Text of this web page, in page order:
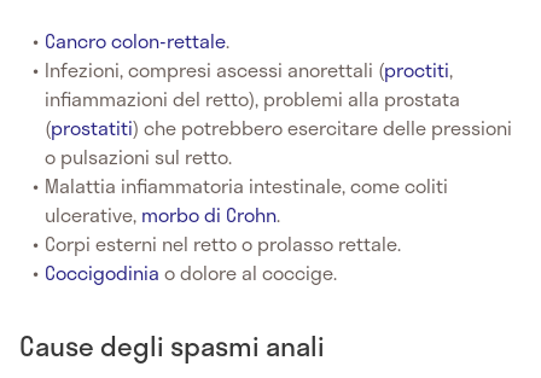
Cancro colon-rettale.
Infezioni, compresi ascessi anorettali (proctiti,
infiammazioni del retto), problemi alla prostata
(prostatiti) che potrebbero esercitare delle pressioni
o pulsazioni sul retto.
Malattia infiammatoria intestinale, come coliti
ulcerative, morbo di Crohn.
Corpi esterni nel retto o prolasso rettale.
Coccigodinia o dolore al coccige.
Cause degli spasmi anali